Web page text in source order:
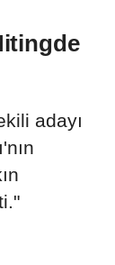
adayı